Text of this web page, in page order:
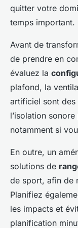
quitter votre
temps important.
Avant de
de prendre en
évaluez la
plafond, la
artificiel sont des
l’isolation
notamment si
En outre, un
solutions de
de sport, afin de
Planifiez
les impacts et
planification